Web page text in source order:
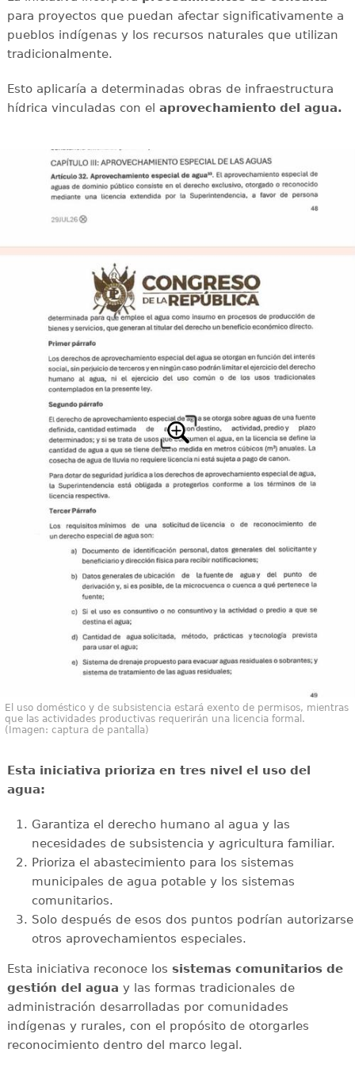
para proyectos que puedan afectar significativamente a
pueblos indígenas y los recursos naturales que utilizan
tradicionalmente.
Esto aplicaría a determinadas obras de infraestructura
hídrica vinculadas con el aprovechamiento del agua.
El uso doméstico y de subsistencia estará exento de permisos, mientras
que las actividades productivas requerirán una licencia formal.
(Imagen: captura de pantalla)
Esta iniciativa prioriza en tres nivel el uso del
agua:
Garantiza el derecho humano al agua y las
necesidades de subsistencia y agricultura familiar.
Prioriza el abastecimiento para los sistemas
municipales de agua potable y los sistemas
comunitarios.
Solo después de esos dos puntos podrían autorizarse
otros aprovechamientos especiales.
Esta iniciativa reconoce los sistemas comunitarios de
gestión del agua y las formas tradicionales de
administración desarrolladas por comunidades
indígenas y rurales, con el propósito de otorgarles
reconocimiento dentro del marco legal.